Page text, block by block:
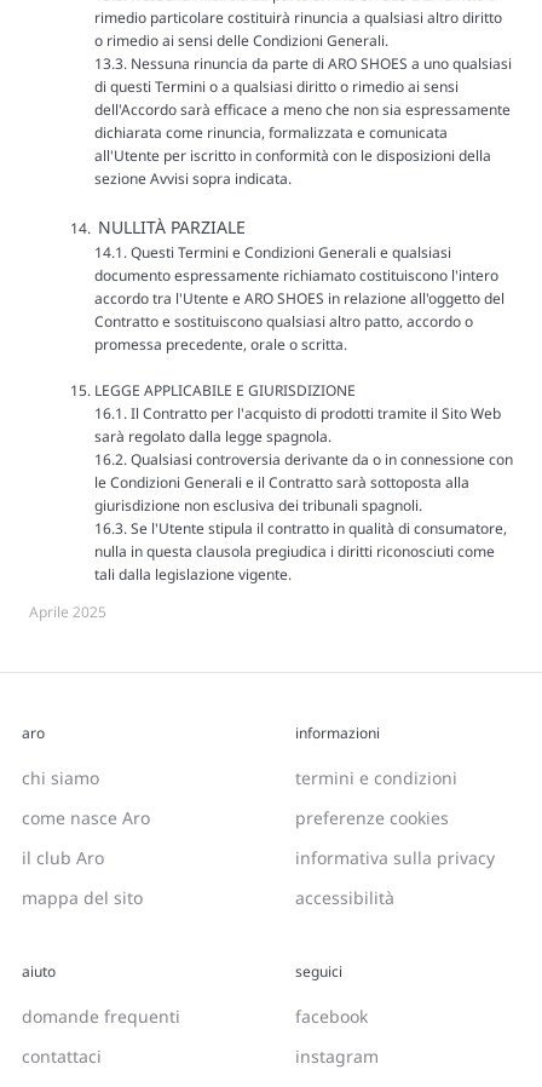
rimedio particolare costituirà rinuncia a qualsiasi altro diritto
o rimedio ai sensi delle Condizioni Generali.
13.3. Nessuna rinuncia da parte di ARO SHOES a uno qualsiasi
di questi Termini o a qualsiasi diritto o rimedio ai sensi
dell'Accordo sarà efficace a meno che non sia espressamente
dichiarata come rinuncia, formalizzata e comunicata
all'Utente per iscritto in conformità con le disposizioni della
sezione Avvisi sopra indicata.
NULLITÀ PARZIALE
14.1. Questi Termini e Condizioni Generali e qualsiasi
documento espressamente richiamato costituiscono l'intero
accordo tra l'Utente e ARO SHOES in relazione all'oggetto del
Contratto e sostituiscono qualsiasi altro patto, accordo o
promessa precedente, orale o scritta.
LEGGE APPLICABILE E GIURISDIZIONE
16.1. Il Contratto per l'acquisto di prodotti tramite il Sito Web
sarà regolato dalla legge spagnola.
16.2. Qualsiasi controversia derivante da o in connessione con
le Condizioni Generali e il Contratto sarà sottoposta alla
giurisdizione non esclusiva dei tribunali spagnoli.
16.3. Se l'Utente stipula il contratto in qualità di consumatore,
nulla in questa clausola pregiudica i diritti riconosciuti come
tali dalla legislazione vigente.
Aprile 2025
aro
chi siamo
come nasce Aro
il club Aro
mappa del sito
informazioni
termini e condizioni
preferenze cookies
informativa sulla privacy
accessibilità
aiuto
domande frequenti
contattaci
seguici
facebook
instagram